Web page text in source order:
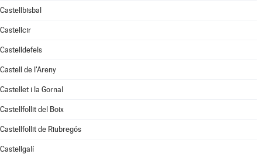
Castellbisbal
Castellcir
Castelldefels
Castell de l'Areny
Castellet i la Gornal
Castellfollit del Boix
Castellfollit de Riubregós
Castellgalí